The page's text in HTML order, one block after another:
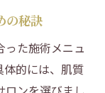
の秘訣
た施術メニュ
体的には、肌質